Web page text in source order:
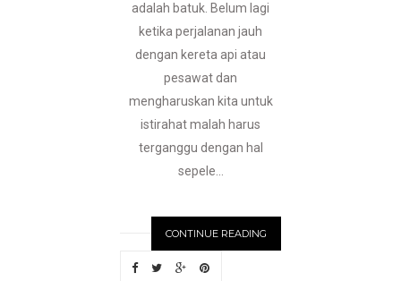
adalah batuk. Belum lagi
ketika perjalanan jauh
dengan kereta api atau
pesawat dan
mengharuskan kita untuk
istirahat malah harus
terganggu dengan hal
sepele...
CONTINUE READING
N